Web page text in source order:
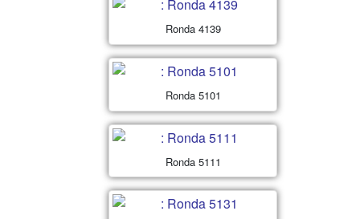
Ronda 4139
Ronda 5101
Ronda 5111